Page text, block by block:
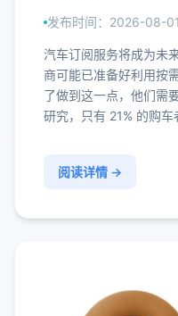
发布时间：2026-08-
汽车订阅服务将成为未
商可能已准备好利用按
了做到这一点，他们需
研究，只有 21% 的购
阅读详情 →